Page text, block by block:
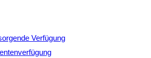
Verfügung